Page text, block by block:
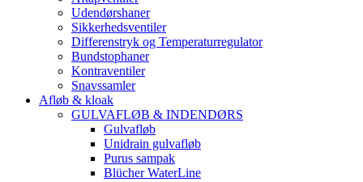
Udendørshaner
Sikkerhedsventiler
Differenstryk og Temperaturregulator
Bundstophaner
Kontraventiler
Snavssamler
Afløb & kloak
GULVAFLØB & INDENDØRS
Gulvafløb
Unidrain gulvafløb
Purus sampak
Blücher WaterLine